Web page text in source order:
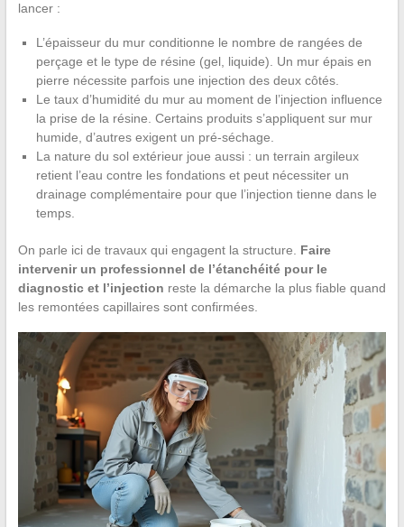
lancer :
L’épaisseur du mur conditionne le nombre de rangées de
perçage et le type de résine (gel, liquide). Un mur épais en
pierre nécessite parfois une injection des deux côtés.
Le taux d’humidité du mur au moment de l’injection influence
la prise de la résine. Certains produits s’appliquent sur mur
humide, d’autres exigent un pré-séchage.
La nature du sol extérieur joue aussi : un terrain argileux
retient l’eau contre les fondations et peut nécessiter un
drainage complémentaire pour que l’injection tienne dans le
temps.
On parle ici de travaux qui engagent la structure. Faire
intervenir un professionnel de l’étanchéité pour le
diagnostic et l’injection reste la démarche la plus fiable quand
les remontées capillaires sont confirmées.